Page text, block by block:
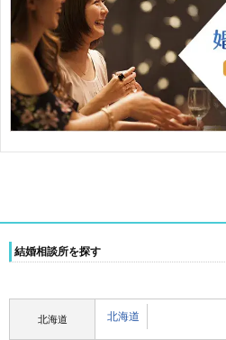
結婚相談所を探す
北海道 北海道